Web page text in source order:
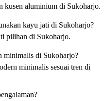
kusen aluminium di Sukoharjo.
kayu jati di Sukoharjo?
pilihan di Sukoharjo.
minimalis di Sukoharjo?
minimalis sesuai tren di